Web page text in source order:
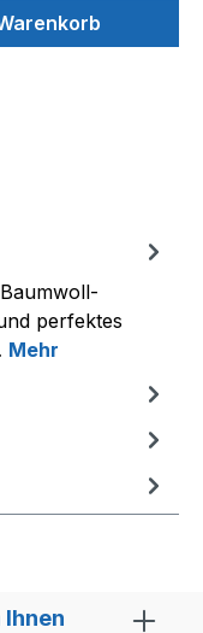
perfektes
Mehr